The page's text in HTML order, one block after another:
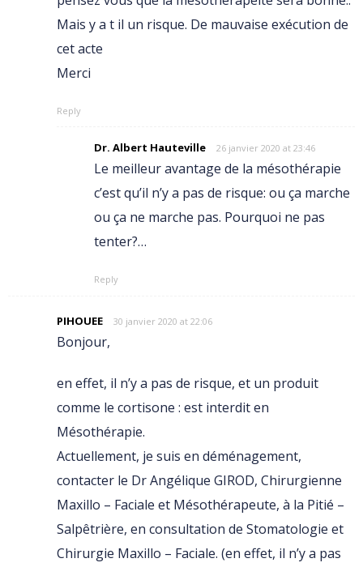
Mais y a t il un risque. De mauvaise exécution de
cet acte
Merci
Reply
Dr. Albert Hauteville 26 janvier 2020 at 23:46
Le meilleur avantage de la mésothérapie
c’est qu’il n’y a pas de risque: ou ça marche
ou ça ne marche pas. Pourquoi ne pas
tenter?…
Reply
PIHOUEE 30 janvier 2020 at 22:06
Bonjour,
en effet, il n’y a pas de risque, et un produit
comme le cortisone : est interdit en
Mésothérapie.
Actuellement, je suis en déménagement,
contacter le Dr Angélique GIROD, Chirurgienne
Maxillo – Faciale et Mésothérapeute, à la Pitié –
Salpêtrière, en consultation de Stomatologie et
Chirurgie Maxillo – Faciale. (en effet, il n’y a pas